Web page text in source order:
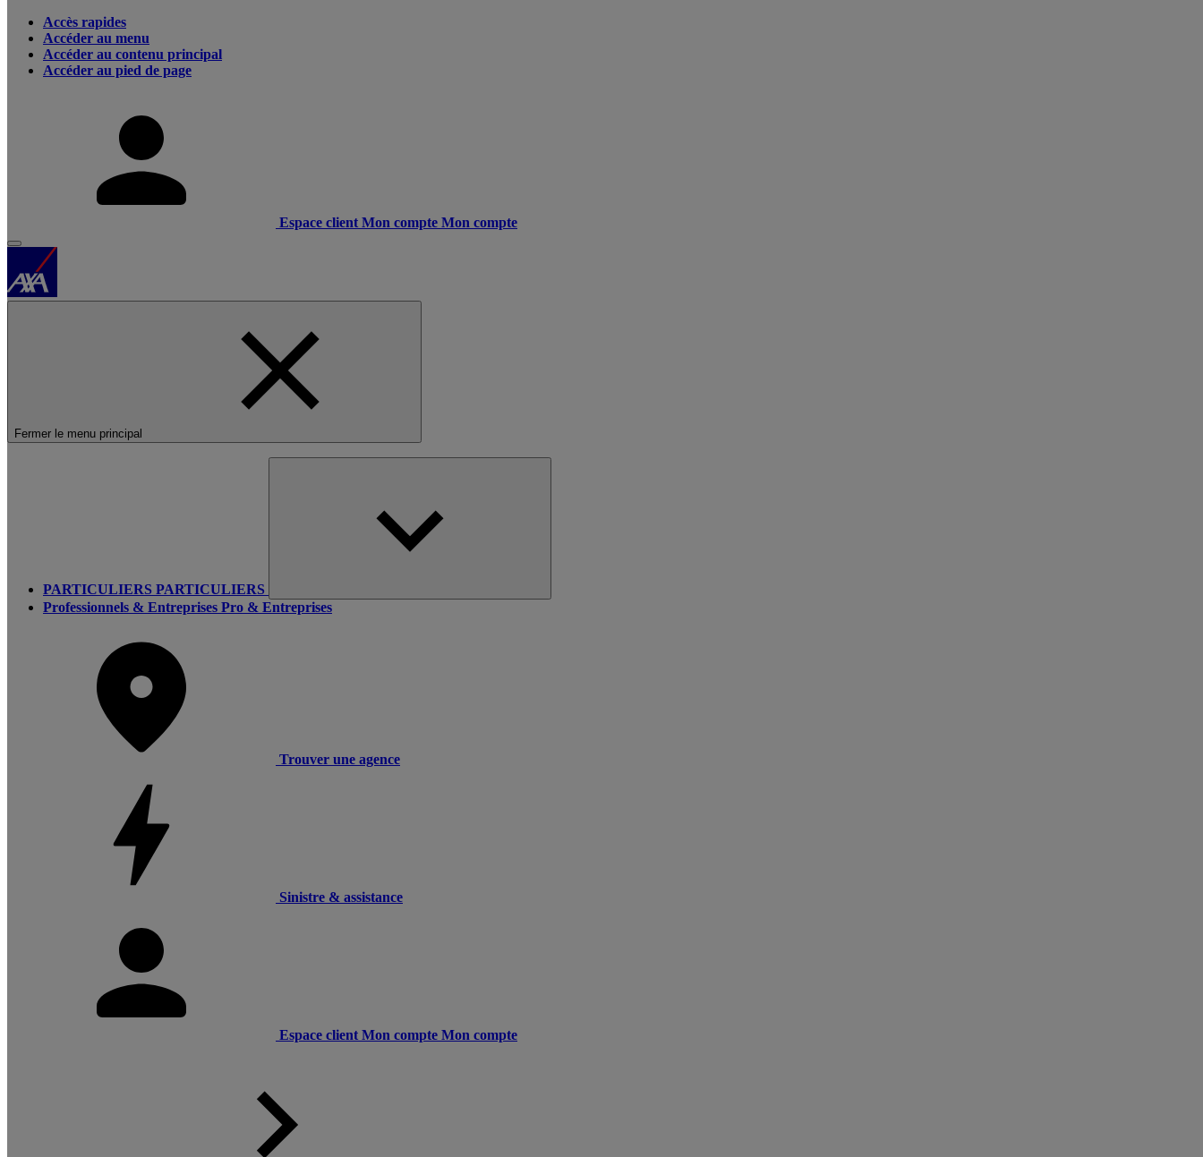
Accès rapides
Accéder au menu
Accéder au contenu principal
Accéder au pied de page
Espace client Mon compte Mon compte
Fermer le menu principal
PARTICULIERS PARTICULIERS
Professionnels & Entreprises Pro & Entreprises
Trouver une agence
Sinistre & assistance
Espace client Mon compte Mon compte